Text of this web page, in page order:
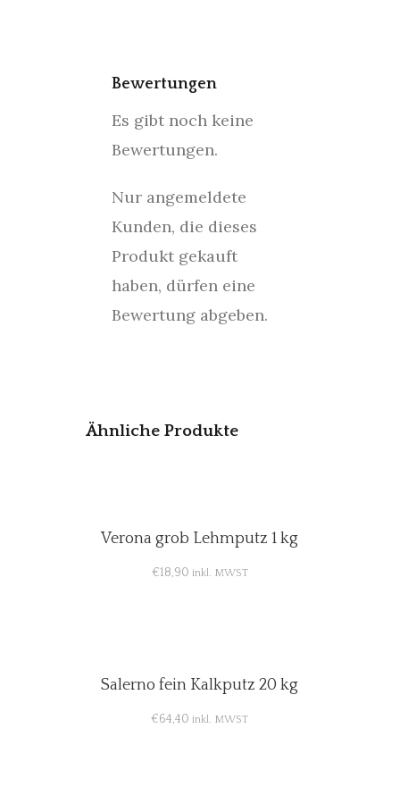
Bewertungen
Es gibt noch keine
Bewertungen.
Nur angemeldete
Kunden, die dieses
Produkt gekauft
haben, dürfen eine
Bewertung abgeben.
Ähnliche Produkte
Verona grob Lehmputz 1 kg
€18,90 inkl. MWST
Salerno fein Kalkputz 20 kg
€64,40 inkl. MWST